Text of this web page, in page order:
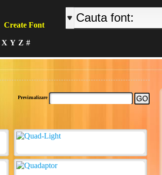
Create Font
X Y Z #
Previzualizare